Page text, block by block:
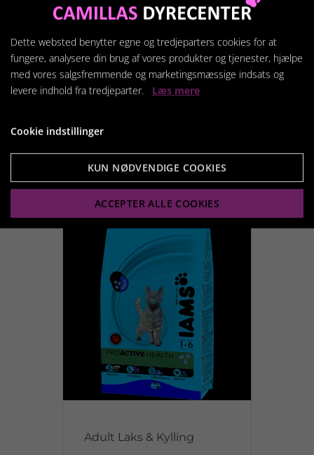
forebygge hjerte- og fordøjelsesforstyrrelser.
antioxiderende virkning. Aldersprocessen sættes
ned i tempo, cellebeskyttelsen styrkes og
beskyttes mod frie radikaler.
Relaterede produkter
Adult Laks & Kylling
Dette websted benytter egne og tredjeparters cookies for at
fungere, analysere din brug af vores produkter og tjenester, hjælpe
med vores salgsfremmende og marketingsmæssige indsats og
levere indhold fra tredjeparter. Læs mere
Cookie indstillinger
KUN NØDVENDIGE COOKIES
ACCEPTER ALLE COOKIES